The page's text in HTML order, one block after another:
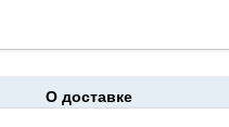
О доставке